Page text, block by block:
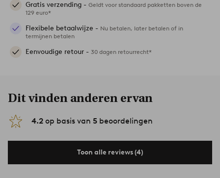
Gratis verzending - Geldt voor standaard pakketten boven de
129 euro*
Flexibele betaalwijze - Nu betalen, later betalen of in
termijnen betalen
Eenvoudige retour - 30 dagen retourrecht*
Dit vinden anderen ervan
4.2 op basis van 5 beoordelingen
Toon alle reviews (4)